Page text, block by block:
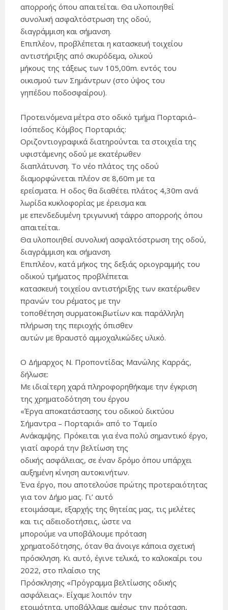
απορροής όπου απαιτείται. Θα υλοποιηθεί
συνολική ασφαλτόστρωση της οδού,
διαγράμμιση και σήμανση.
Επιπλέον, προβλέπεται η κατασκευή τοιχείου
αντιστήριξης από σκυρόδεμα, ολικού
μήκους της τάξεως των 105,00m. εντός του
οικισμού των Σημάντρων (στο ύψος του
γηπέδου ποδοσφαίρου).
Προτεινόμενα μέτρα στο οδικό τμήμα Πορταριά–
Ισόπεδος Κόμβος Πορταριάς:
Οριζοντιογραφικά διατηρούνται τα στοιχεία της
υφιστάμενης οδού με εκατέρωθεν
διαπλάτυνση. Το νέο πλάτος της οδού
διαμορφώνεται πλέον σε 8,60m με τα
ερείσματα. Η οδος θα διαθέτει πλάτος 4,30m ανά
λωρίδα κυκλοφορίας με έρεισμα και
με επενδεδυμένη τριγωνική τάφρο απορροής όπου
απαιτείται.
Θα υλοποιηθεί συνολική ασφαλτόστρωση της οδού,
διαγράμμιση και σήμανση.
Επιπλέον, κατά μήκος της δεξιάς οριογραμμής του
οδικού τμήματος προβλέπεται
κατασκευή τοιχείου αντιστήριξης των εκατέρωθεν
πρανών του ρέματος με την
τοποθέτηση συρματοκιβωτίων και παράλληλη
πλήρωση της περιοχής όπισθεν
αυτών με θραυστό αμμοχαλικώδες υλικό.
Ο Δήμαρχος Ν. Προποντίδας Μανώλης Καρράς,
δήλωσε:
Με ιδιαίτερη χαρά πληροφορηθήκαμε την έγκριση
της χρηματοδότηση του έργου
«Έργα αποκατάστασης του οδικού δικτύου
Σήμαντρα – Πορταριά» από το Ταμείο
Ανάκαμψης. Πρόκειται για ένα πολύ σημαντικό έργο,
γιατί αφορά την βελτίωση της
οδικής ασφάλειας, σε έναν δρόμο όπου υπάρχει
αυξημένη κίνηση αυτοκινήτων.
Ένα έργο, που αποτελούσε πρώτης προτεραιότητας
για τον Δήμο μας. Γι’ αυτό
ετοιμάσαμε, εξαρχής της θητείας μας, τις μελέτες
και τις αδειοδοτήσεις, ώστε να
μπορούμε να υποβάλουμε πρόταση
χρηματοδότησης, όταν θα άνοιγε κάποια σχετική
πρόσκληση. Κι αυτό, έγινε τελικά, το καλοκαίρι του
2022, στο πλαίσιο της
Πρόσκλησης «Πρόγραμμα βελτίωσης οδικής
ασφάλειας». Είχαμε λοιπόν την
ετοιμότητα, υποβάλλαμε αμέσως την πρόταση,